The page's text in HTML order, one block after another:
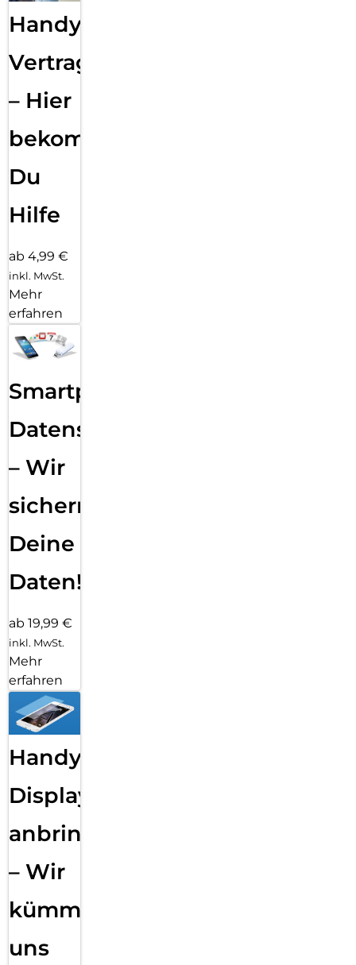
Handy
Vertragsabwicklung
– Hier
bekommst
Du
Hilfe
ab 4,99 €
inkl. MwSt.
Mehr
erfahren
Smartphone
Datensicherung
– Wir
sichern
Deine
Daten!
ab 19,99 €
inkl. MwSt.
Mehr
erfahren
Handy
Displayfolie
anbringen
– Wir
kümmern
uns